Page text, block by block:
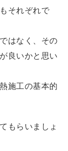
それぞれで
はなく、その
良いかと思い
施工の基本的
もらいましょ